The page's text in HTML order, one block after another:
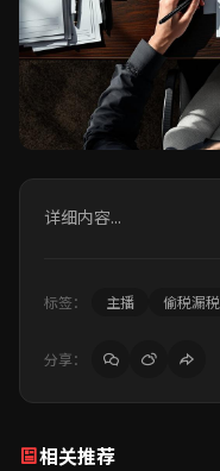
详细内容...
标签： 主播 偷税漏税
分享：
相关推荐